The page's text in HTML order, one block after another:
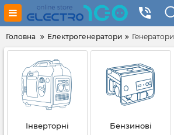
Головна Електрогенератори Генератори
Інверторні Бензинові